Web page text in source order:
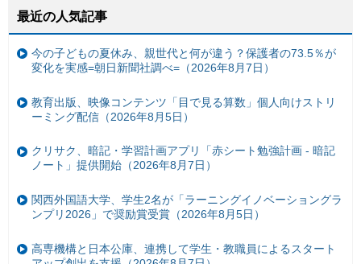
最近の人気記事
今の子どもの夏休み、親世代と何が違う？保護者の73.5％が
変化を実感=朝日新聞社調べ=（2026年8月7日）
教育出版、映像コンテンツ「目で見る算数」個人向けストリ
ーミング配信（2026年8月5日）
クリサク、暗記・学習計画アプリ「赤シート勉強計画 - 暗記
ノート」提供開始（2026年8月7日）
関西外国語大学、学生2名が「ラーニングイノベーショングラ
ンプリ2026」で奨励賞受賞（2026年8月5日）
高専機構と日本公庫、連携して学生・教職員によるスタート